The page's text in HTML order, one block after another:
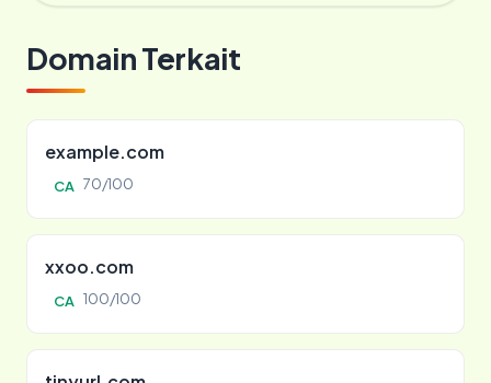
Domain Terkait
example.com
CA 70/100
xxoo.com
CA 100/100